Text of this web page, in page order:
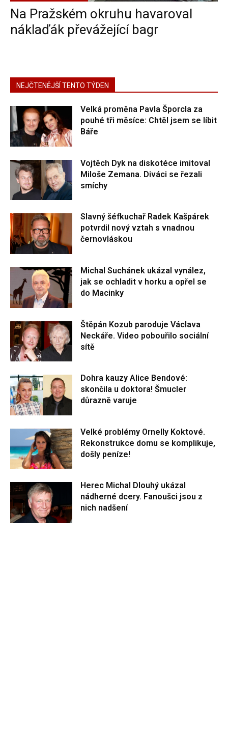
Na Pražském okruhu havaroval
náklaďák převážející bagr
NEJČTENĚJŠÍ TENTO TÝDEN
Velká proměna Pavla Šporcla za
pouhé tři měsíce: Chtěl jsem se líbit
Báře
Vojtěch Dyk na diskotéce imitoval
Miloše Zemana. Diváci se řezali
smíchy
Slavný šéfkuchař Radek Kašpárek
potvrdil nový vztah s vnadnou
černovláskou
Michal Suchánek ukázal vynález,
jak se ochladit v horku a opřel se
do Macinky
Štěpán Kozub paroduje Václava
Neckáře. Video pobouřilo sociální
sítě
Dohra kauzy Alice Bendové:
skončila u doktora! Šmucler
důrazně varuje
Velké problémy Ornelly Koktové.
Rekonstrukce domu se komplikuje,
došly peníze!
Herec Michal Dlouhý ukázal
nádherné dcery. Fanoušci jsou z
nich nadšení